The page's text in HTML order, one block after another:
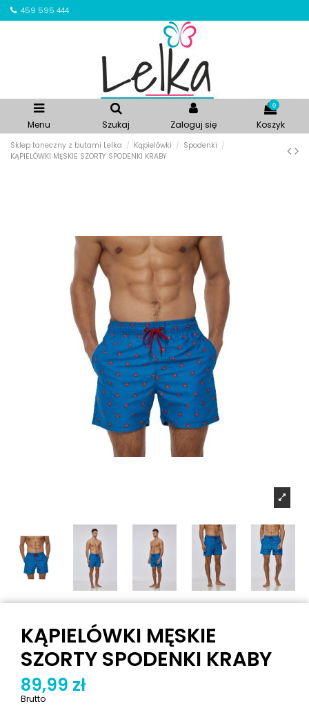
459 595 444
Menu Szukaj Zaloguj się
0
Koszyk
Sklep taneczny z butami Lelka Kąpielówki
Spodenki
KĄPIELÓWKI MĘSKIE SZORTY SPODENKI KRABY
KĄPIELÓWKI MĘSKIE
SZORTY SPODENKI KRABY
89,99 zł
Brutto